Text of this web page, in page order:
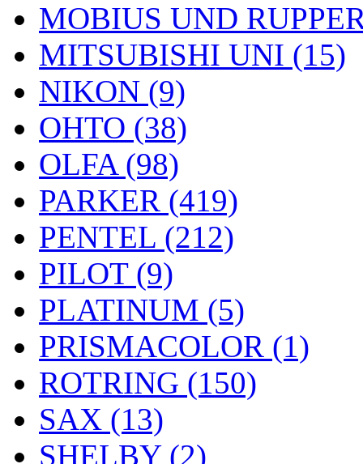
MOBIUS UND
MITSUBISHI UNI (15)
NIKON (9)
OHTO (38)
OLFA (98)
PARKER (419)
PENTEL (212)
PILOT (9)
PLATINUM (5)
PRISMACOLOR (1)
ROTRING (150)
SAX (13)
SHELBY (2)